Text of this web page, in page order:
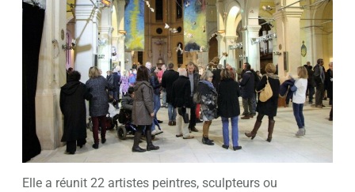
Elle a réunit 22 artistes peintres, sculpteurs ou